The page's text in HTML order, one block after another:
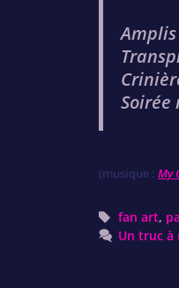
Soirée
(musique : My
Tags
fan art,
Un truc à